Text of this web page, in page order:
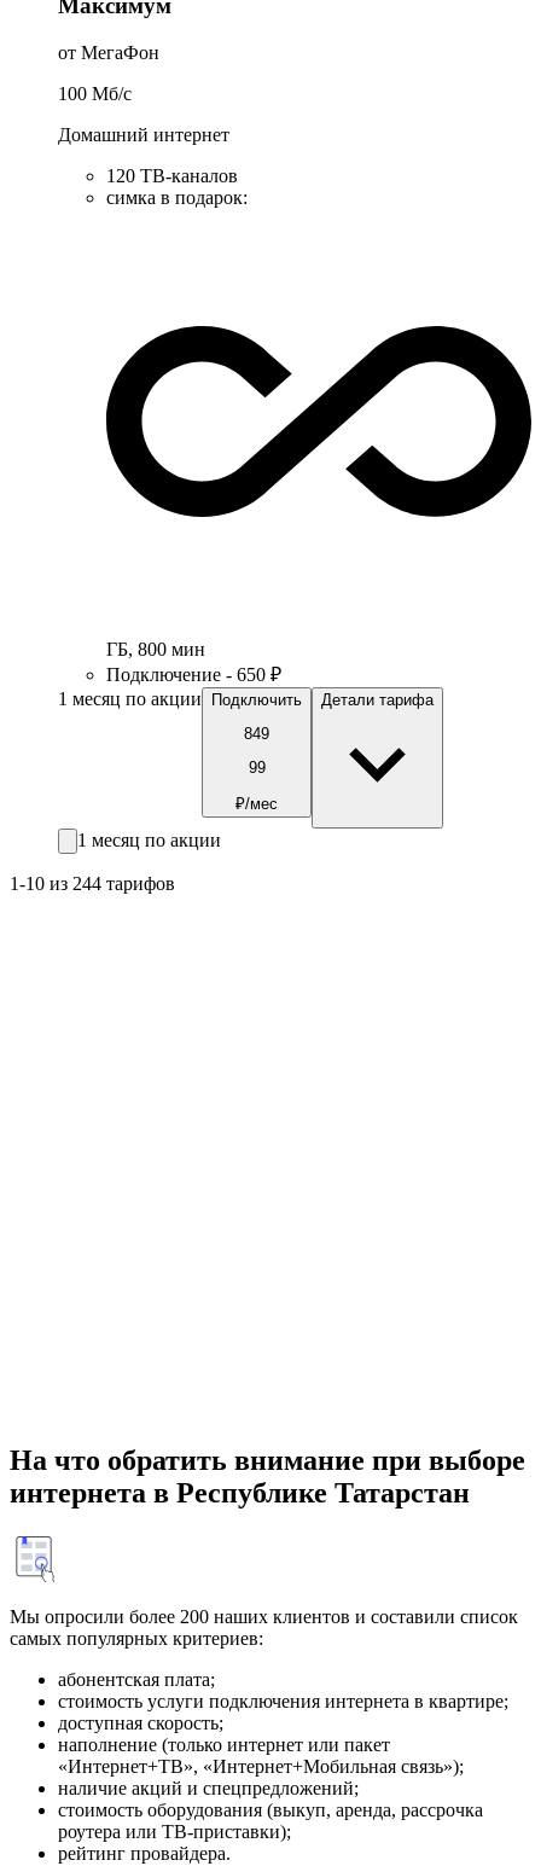
Максимум
от МегаФон
100 Мб/c
Домашний интернет
120 ТВ-каналов
симка в подарок:
ГБ, 800 мин
Подключение - 650 ₽
1 месяц по акции
Подключить
849
99
₽/мес
Детали тарифа
1 месяц по акции
1-10 из 244 тарифов
На что обратить внимание при выборе
интернета в Республике Татарстан
Мы опросили более 200 наших клиентов и составили список
самых популярных критериев:
абонентская плата;
стоимость услуги подключения интернета в квартире;
доступная скорость;
наполнение (только интернет или пакет
«Интернет+ТВ», «Интернет+Мобильная связь»);
наличие акций и спецпредложений;
стоимость оборудования (выкуп, аренда, рассрочка
роутера или ТВ-приставки);
рейтинг провайдера.